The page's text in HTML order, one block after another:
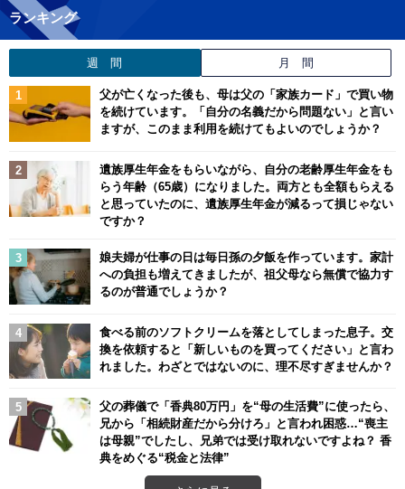
ランキング
週 間 月 間
父が亡くなった後も、母は父の「家族カード」で買い物
を続けています。「自分の名義だから問題ない」と言い
ますが、このまま利用を続けてもよいのでしょうか？
遺族厚生年金をもらいながら、自分の老齢厚生年金をも
らう年齢（65歳）になりました。両方とも全額もらえる
と思っていたのに、遺族厚生年金が減るって損じゃない
ですか？
娘夫婦が仕事の日は毎日孫の夕飯を作っています。家計
への負担も増えてきましたが、祖父母なら無償で協力す
るのが普通でしょうか？
食べる前のソフトクリームを落としてしまった息子。交
換を依頼すると「新しいものを買ってください」と言わ
れました。わざとではないのに、理不尽すぎませんか？
父の葬儀で「香典80万円」を“母の生活費”に使ったら、
兄から「相続財産だから分けろ」と言われ困惑…“喪主
は母親”でしたし、兄弟では受け取れないですよね？ 香
典をめぐる“税金と法律”